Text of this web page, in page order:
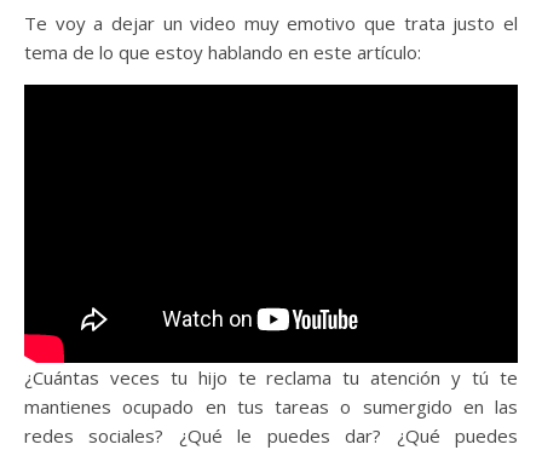
Te voy a dejar un video muy emotivo que trata justo el
tema de lo que estoy hablando en este artículo:
¿Cuántas veces tu hijo te reclama tu atención y tú te
mantienes ocupado en tus tareas o sumergido en las
redes sociales? ¿Qué le puedes dar? ¿Qué puedes